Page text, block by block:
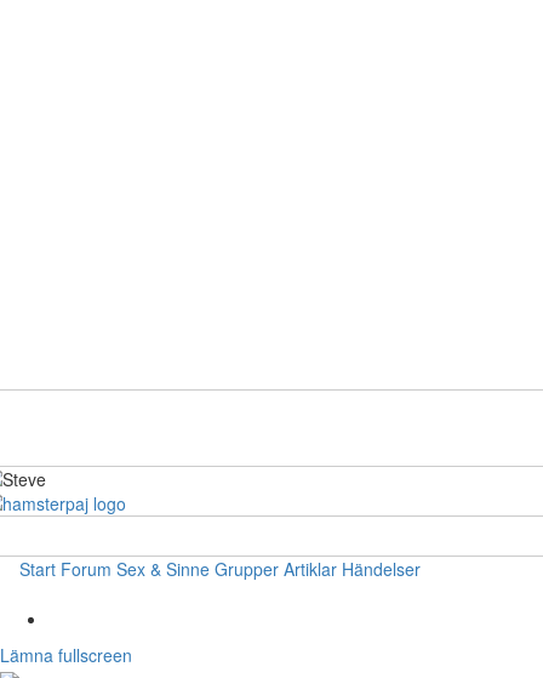
Start Forum Sex & Sinne Grupper Artiklar Händelser
Lämna fullscreen